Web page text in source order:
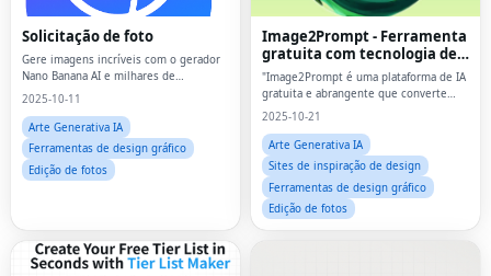
Solicitação de foto
Gere imagens incríveis com o gerador
Nano Banana AI e milhares de
solicitações de fotos profissionais para
2025-10-11
Arte Generativa IA
Ferramentas de design gráfico
Edição de fotos
Image2Prompt - Ferramenta
gratuita com tecnologia de
IA para análise e geração de
imagens de IA
"Image2Prompt é uma plataforma de IA
gratuita e abrangente que converte
imagens em prompts detalhados E gera
Flux (Schnell/Dev/Pro/Ultra), Stable
Diffusio
2025-10-21
Arte Generativa IA
Sites de inspiração de design
Ferramentas de design gráfico
Edição de fotos